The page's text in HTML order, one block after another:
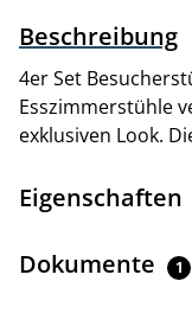
Beschreibung
4er Set
Esszimmerstühle
exklusiven Look.
Eigenschaften
Dokumente 1